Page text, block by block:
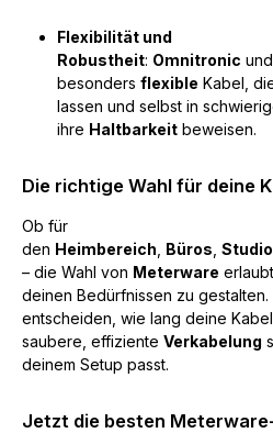
Flexibilität und
Robustheit: Omnitronic und
besonders flexible Kabel,
lassen und selbst in
ihre Haltbarkeit beweisen.
Die richtige Wahl für deine
Ob für
den Heimbereich Büros
– die Wahl von Meterware
deinen Bedürfnissen zu gestalten.
entscheiden, wie lang deine
saubere, effiziente Verkabelung
deinem Setup passt.
Jetzt die besten